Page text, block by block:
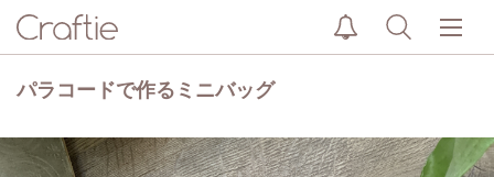
パラコードで作るミニバッグ